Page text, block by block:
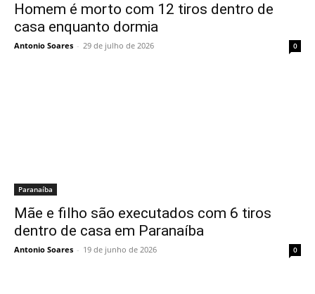
Homem é morto com 12 tiros dentro de
casa enquanto dormia
Antonio Soares - 29 de julho de 2026 0
Paranaíba
Mãe e filho são executados com 6 tiros
dentro de casa em Paranaíba
Antonio Soares - 19 de junho de 2026 0